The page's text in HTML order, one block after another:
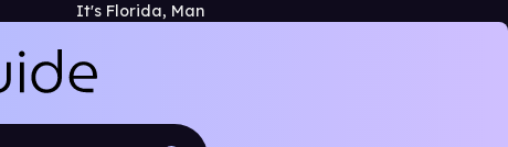
It's Florida, Man